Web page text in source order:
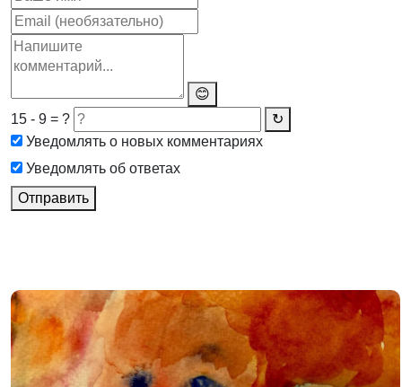
😊
15 - 9 = ?
↻
Уведомлять о новых комментариях
Уведомлять об ответах
Отправить